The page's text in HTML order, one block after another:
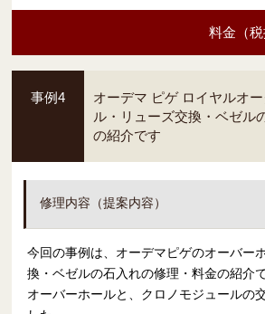
料金（税
事例4
オーデマ ピゲ ロイヤルオ
ル・リューズ交換・ベゼル
の紹介です
修理内容（提案内容）
今回の事例は、オーデマピゲのオーバー
換・ベゼルの石入れの修理・料金の紹介で
オーバーホールと、クロノモジュールの